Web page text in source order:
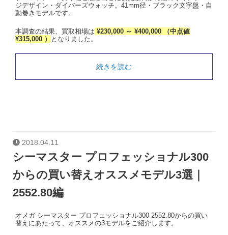
ジデザイン・ダイバーズウォッチ。41mm径・ブラック文字盤・自
動巻きモデルです。
本調査の結果、買取相場は ¥230,000 ～ ¥400,000 （中点値
¥315,000 ）
となりました。
続きを読む
2018.04.11
シーマスター プロフェッショナル300
からの買い替えオススメモデル3選｜
2552.80編
オメガ シーマスター プロフェッショナル300 2552.80からの買い
替えにあたって、オススメの3モデルをご紹介します。